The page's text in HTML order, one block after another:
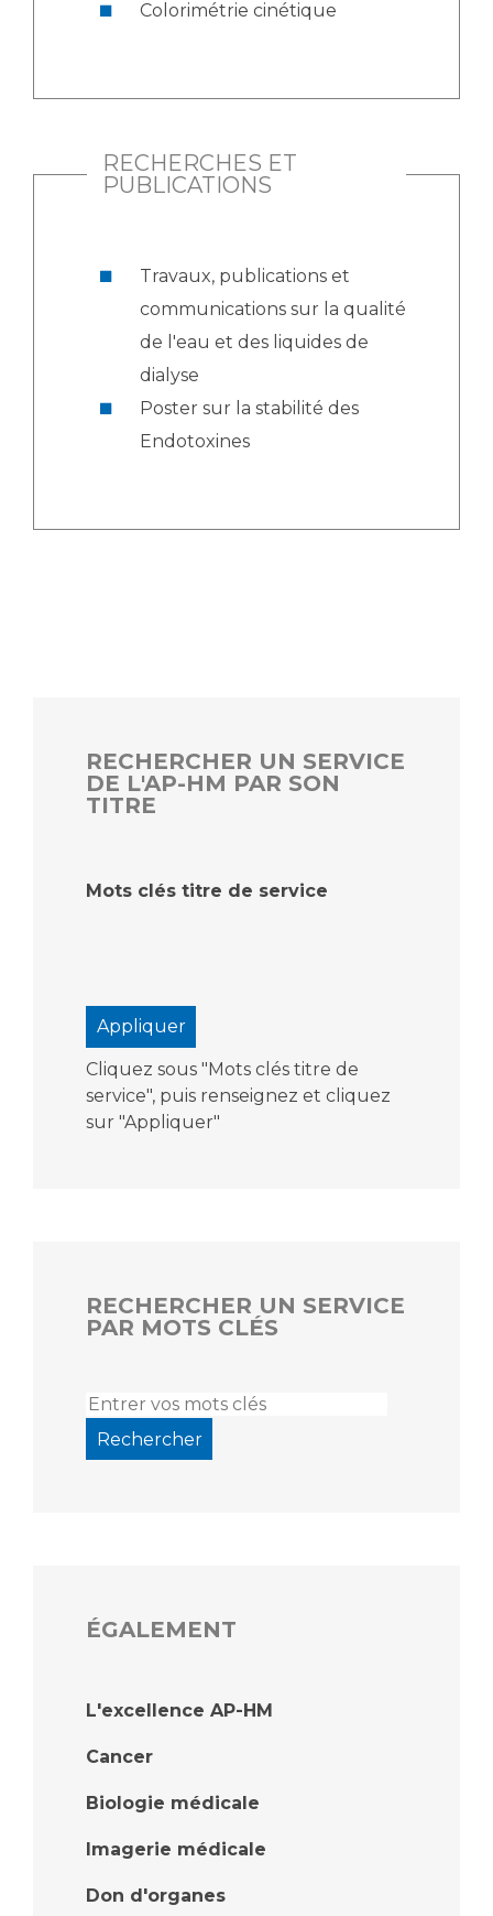
Colorimétrie cinétique
RECHERCHES ET
PUBLICATIONS
Travaux, publications et
communications sur la qualité
de l'eau et des liquides de
dialyse
Poster sur la stabilité des
Endotoxines
RECHERCHER UN SERVICE
DE L'AP-HM PAR SON
TITRE
Mots clés titre de service
Cliquez sous "Mots clés titre de
service", puis renseignez et cliquez
sur "Appliquer"
RECHERCHER UN SERVICE
PAR MOTS CLÉS
ÉGALEMENT
L'excellence AP-HM
Cancer
Biologie médicale
Imagerie médicale
Don d'organes